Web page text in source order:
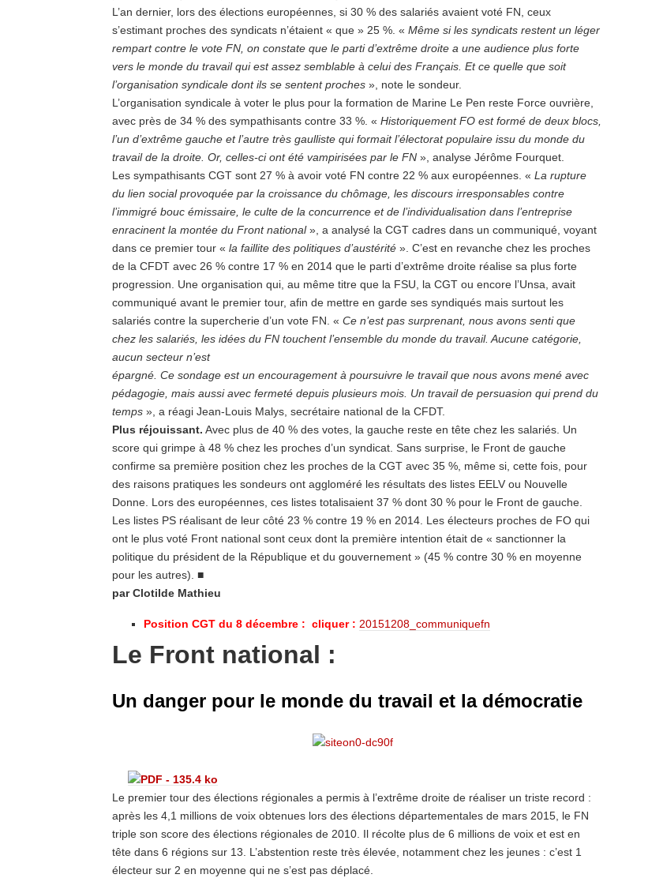
L’an dernier, lors des élections européennes, si 30 % des salariés avaient voté FN, ceux
s’estimant proches des syndicats n’étaient « que » 25 %. « Même si les syndicats restent un léger
rempart contre le vote FN, on constate que le parti d’extrême droite a une audience plus forte
vers le monde du travail qui est assez semblable à celui des Français. Et ce quelle que soit
l’organisation syndicale dont ils se sentent proches », note le sondeur.
L’organisation syndicale à voter le plus pour la formation de Marine Le Pen reste Force ouvrière,
avec près de 34 % des sympathisants contre 33 %. « Historiquement FO est formé de deux blocs,
l’un d’extrême gauche et l’autre très gaulliste qui formait l’électorat populaire issu du monde du
travail de la droite. Or, celles-ci ont été vampirisées par le FN », analyse Jérôme Fourquet.
Les sympathisants CGT sont 27 % à avoir voté FN contre 22 % aux européennes. « La rupture
du lien social provoquée par la croissance du chômage, les discours irresponsables contre
l’immigré bouc émissaire, le culte de la concurrence et de l’individualisation dans l’entreprise
enracinent la montée du Front national», a analysé la CGT cadres dans un communiqué, voyant
dans ce premier tour « la faillite des politiques d’austérité ». C’est en revanche chez les proches
de la CFDT avec 26 % contre 17 % en 2014 que le parti d’extrême droite réalise sa plus forte
progression. Une organisation qui, au même titre que la FSU, la CGT ou encore l’Unsa, avait
communiqué avant le premier tour, afin de mettre en garde ses syndiqués mais surtout les
salariés contre la supercherie d’un vote FN. « Ce n’est pas surprenant, nous avons senti que
chez les salariés, les idées du FN touchent l’ensemble du monde du travail. Aucune catégorie,
aucun secteur n’est
épargné. Ce sondage est un encouragement à poursuivre le travail que nous avons mené avec
pédagogie, mais aussi avec fermeté depuis plusieurs mois. Un travail de persuasion qui prend du
temps », a réagi Jean-Louis Malys, secrétaire national de la CFDT.
Plus réjouissant. Avec plus de 40 % des votes, la gauche reste en tête chez les salariés. Un
score qui grimpe à 48 % chez les proches d’un syndicat. Sans surprise, le Front de gauche
confirme sa première position chez les proches de la CGT avec 35 %, même si, cette fois, pour
des raisons pratiques les sondeurs ont aggloméré les résultats des listes EELV ou Nouvelle
Donne. Lors des européennes, ces listes totalisaient 37 % dont 30 % pour le Front de gauche.
Les listes PS réalisant de leur côté 23 % contre 19 % en 2014. Les électeurs proches de FO qui
ont le plus voté Front national sont ceux dont la première intention était de « sanctionner la
politique du président de la République et du gouvernement » (45 % contre 30 % en moyenne
pour les autres). ■
par Clotilde Mathieu
Position CGT du 8 décembre : cliquer : 20151208_communiquefn
Le Front national :
Un danger pour le monde du travail et la démocratie
Le premier tour des élections régionales a permis à l’extrême droite de réaliser un triste record :
après les 4,1 millions de voix obtenues lors des élections départementales de mars 2015, le FN
triple son score des élections régionales de 2010. Il récolte plus de 6 millions de voix et est en
tête dans 6 régions sur 13. L’abstention reste très élevée, notamment chez les jeunes : c’est 1
électeur sur 2 en moyenne qui ne s’est pas déplacé.